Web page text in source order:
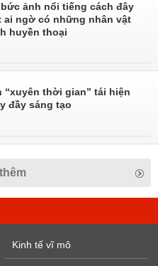
ảnh nổi tiếng cách đây
ai ngờ có những nhân vật
huyền thoại
“xuyên thời gian” tái hiện
đầy sáng tạo
Kinh tế vĩ mô